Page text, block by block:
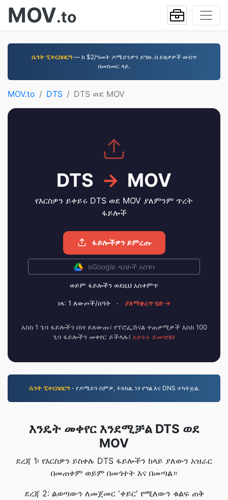
MOV.to
ሴንት ፒተርስበርግ— ከ $2/ዓመት ዶሜይንዎን ይግዙ. በ ደቂቃዎች ውስጥ
በመስመር ላይ.
MOV.to DTS DTS ወደ MOV
DTS → MOV
የእርስዎን ይቀይሩ DTS ወደ MOV ያለምንም ጥረት
ፋይሎች
ፋይሎችዎን ይምረጡ
ከGoogle ዲስኮች አስገባ
ወይም ፋይሎችን ወደዚህ አስቀምጥ
ነጻ: 1 ለውጦች/ሰዓት · ያለማቋረጥ ሂድ →
እስከ 1 ጊባ ፋይሎችን በነፃ ይለውጡ፣ የፕሮፌሽናል ተጠቃሚዎች እስከ 100
ጊባ ፋይሎችን መቀየር ይችላሉ፤ አሁኑኑ ይመዝገቡ
ሴንት ፒተርስበርግ- የዶሜይን ስምዎ, ትክክል. ነፃ የግል እና DNS ተካትቷል.
እንዴት መቀየር እንደሚቻል DTS ወደ
MOV
ደረጃ 1፡ የእርስዎን ይስቀሉ DTS ፋይሎችን ከላይ ያለውን አዝራር
በመጠቀም ወይም በመጎተት እና በመጣል።
ደረጃ 2: ልወጣውን ለመጀመር 'ቀይር' የሚለውን ቁልፍ ጠቅ